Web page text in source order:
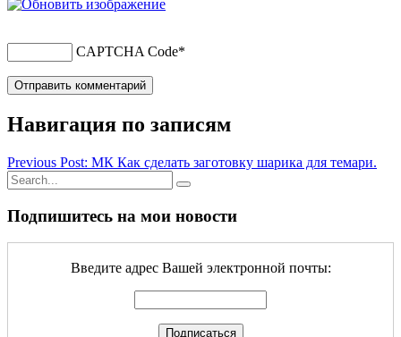
CAPTCHA Code*
Навигация по записям
Previous Post: МК Как сделать заготовку шарика для темари.
Подпишитесь на мои новости
Введите адрес Вашей электронной почты: